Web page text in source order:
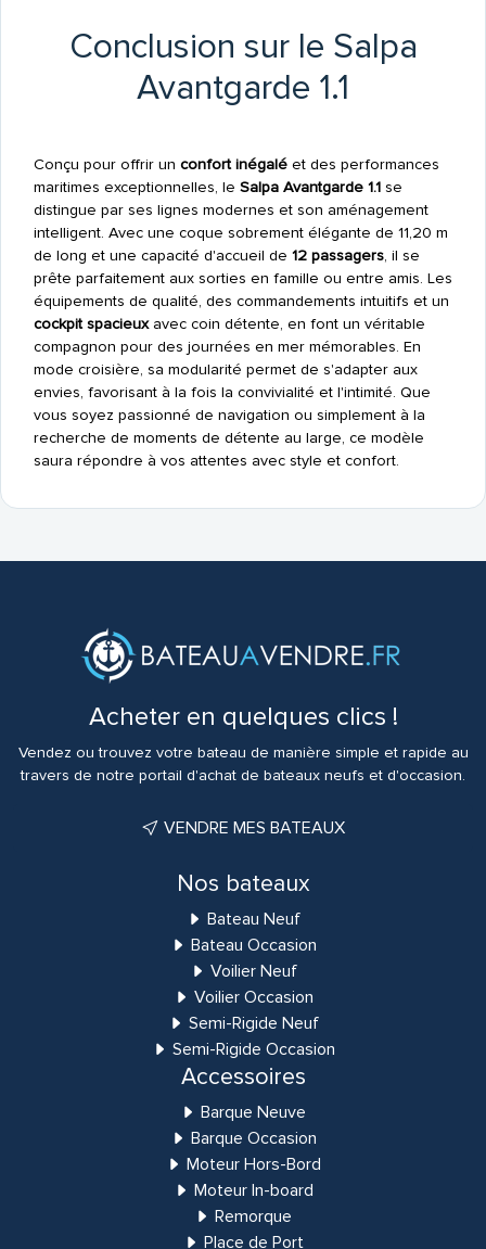
Conclusion sur le Salpa
Avantgarde 1.1
Conçu pour offrir un confort inégaléet des performances
maritimes exceptionnelles, le Salpa Avantgarde 1.1se
distingue par ses lignes modernes et son aménagement
intelligent. Avec une coque sobrement élégante de 11,20 m
de long et une capacité d'accueil de 12 passagers, il se
prête parfaitement aux sorties en famille ou entre amis. Les
équipements de qualité, des commandements intuitifs et un
cockpit spacieuxavec coin détente, en font un véritable
compagnon pour des journées en mer mémorables. En
mode croisière, sa modularité permet de s'adapter aux
envies, favorisant à la fois la convivialité et l'intimité. Que
vous soyez passionné de navigation ou simplement à la
recherche de moments de détente au large, ce modèle
saura répondre à vos attentes avec style et confort.
Acheter en quelques clics !
Vendez ou trouvez votre bateau de manière simple et rapide au
travers de notre portail d'achat de bateaux neufs et d'occasion.
VENDRE MES BATEAUX
Nos bateaux
Bateau Neuf
Bateau Occasion
Voilier Neuf
Voilier Occasion
Semi-Rigide Neuf
Semi-Rigide Occasion
Accessoires
Barque Neuve
Barque Occasion
Moteur Hors-Bord
Moteur In-board
Remorque
Place de Port